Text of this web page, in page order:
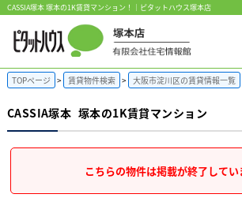
CASSIA塚本 塚本の1K賃貸マンション！｜ピタットハウス塚本店
TOPページ 賃貸物件検索 大阪市淀川区の賃貸情報一覧
CASSIA塚本 塚本の1K賃貸マンション
こちらの物件は掲載が終了してい